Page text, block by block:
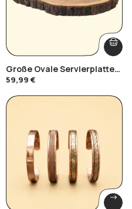
Große Ovale Servierplatte
Aus Mangoholz Mit
59,99 €